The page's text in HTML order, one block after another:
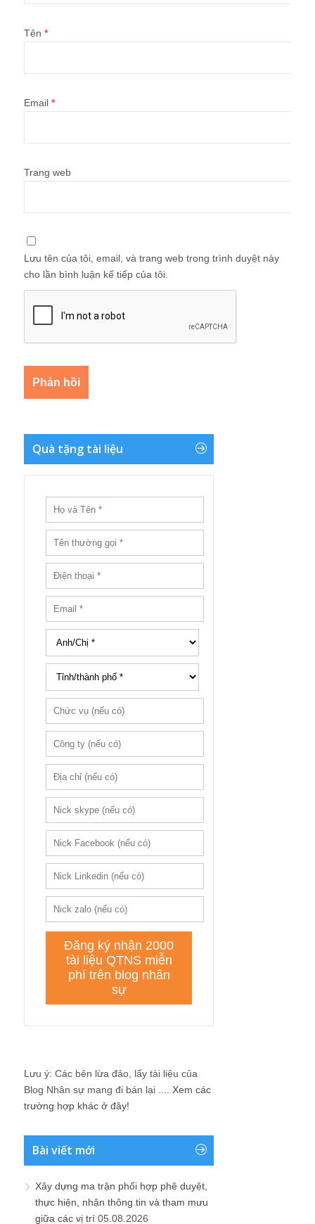
Tên *
Email *
Trang web
Lưu tên của tôi, email, và trang web trong trình duyệt này
cho lần bình luận kế tiếp của tôi.
Quà tặng tài liệu
Lưu ý: Các bên lừa đảo, lấy tài liệu của
Blog Nhân sự mang đi bán lại .... Xem các
trường hợp khác ở đây!
Bài viết mới
Xây dựng ma trận phối hợp phê duyệt,
thực hiện, nhận thông tin và tham mưu
giữa các vị trí 05.08.2026